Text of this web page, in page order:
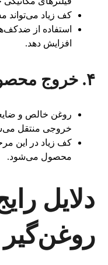
کف زیاد می‌تواند
استفاده از
افزایش دهد.
۴. خروج محصول نهایی
روغن خالص و
خروجی منتقل
کف زیاد در این
محصول می‌شود.
دلایل
روغن‌گیر